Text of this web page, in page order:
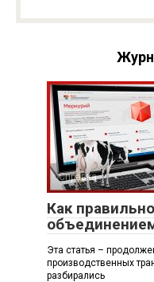
Справка
Как
Эта статья –
производственных
разбирались